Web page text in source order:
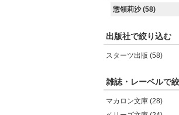
惣領莉沙 (58)
出版社で絞り込む
スターツ出版 (58)
雑誌・レーベルで
マカロン文庫 (28)